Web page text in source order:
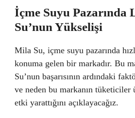
İçme Suyu Pazarında
Su’nun Yükselişi
Mila Su, içme suyu pazarında
konuma gelen bir markadır. Bu
Su’nun başarısının ardındaki
ve neden bu markanın
etki yarattığını açıklayacağız.